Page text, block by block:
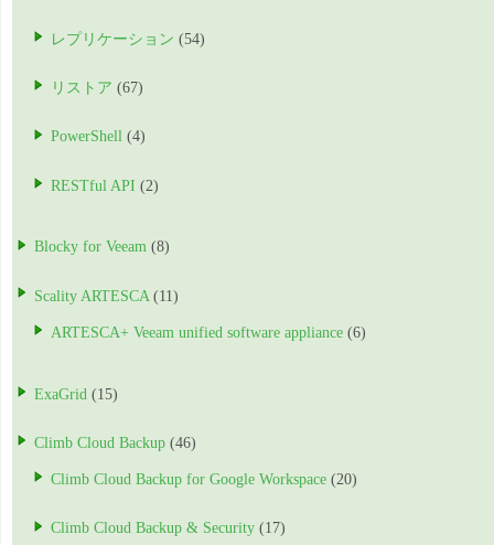
レプリケーション (54)
リストア (67)
PowerShell (4)
RESTful API (2)
Blocky for Veeam (8)
Scality ARTESCA (11)
ARTESCA+ Veeam unified software appliance (6)
ExaGrid (15)
Climb Cloud Backup (46)
Climb Cloud Backup for Google Workspace (20)
Climb Cloud Backup & Security (17)